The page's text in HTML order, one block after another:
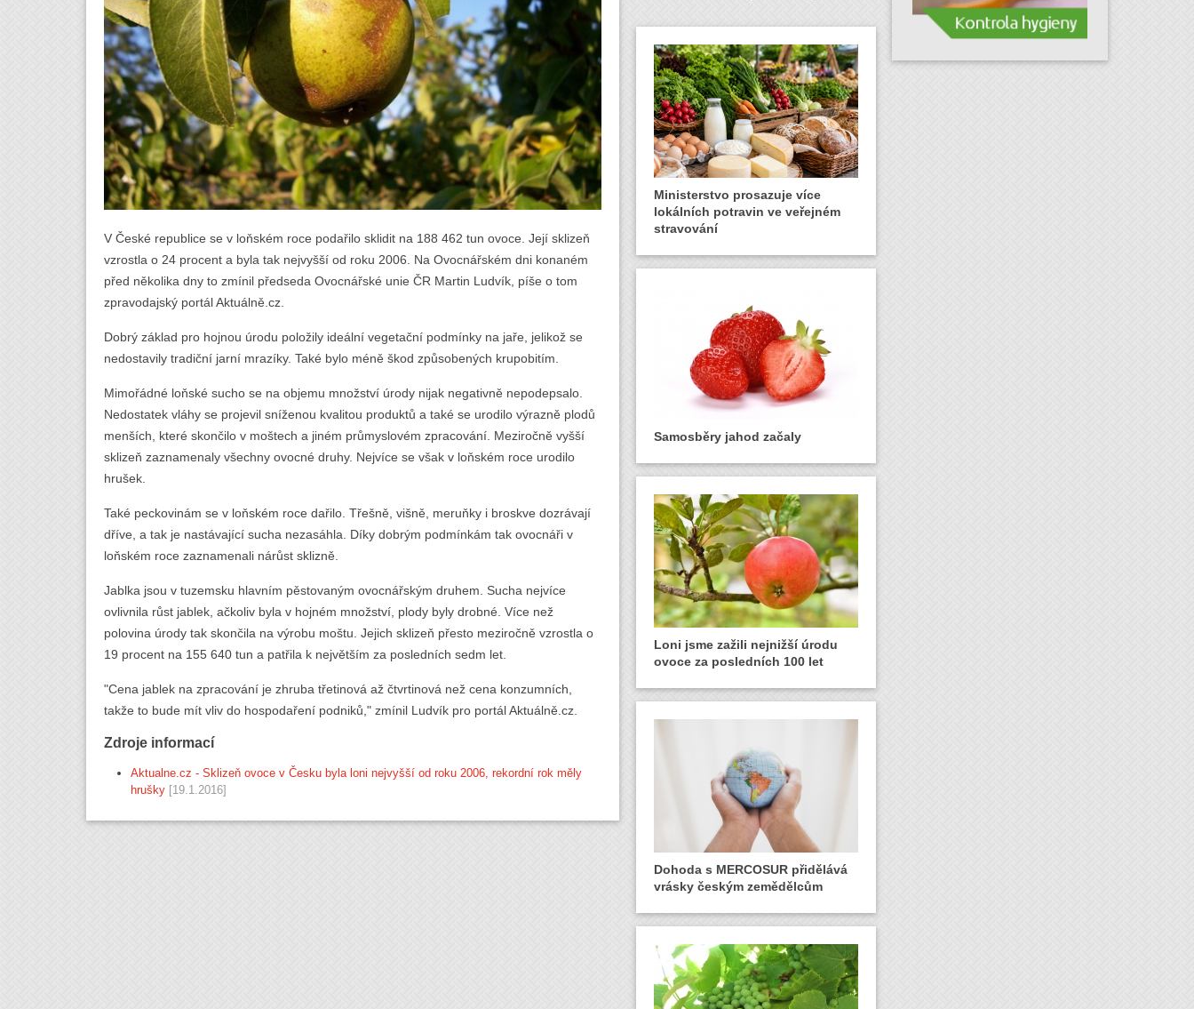
V České republice se v loňském roce podařilo sklidit na 188 462 tun ovoce. Její sklizeň
vzrostla o 24 procent a byla tak nejvyšší od roku 2006. Na Ovocnářském dni konaném
před několika dny to zmínil předseda Ovocnářské unie ČR Martin Ludvík, píše o tom
zpravodajský portál Aktuálně.cz.
Dobrý základ pro hojnou úrodu položily ideální vegetační podmínky na jaře, jelikož se
nedostavily tradiční jarní mrazíky. Také bylo méně škod způsobených krupobitím.
Mimořádné loňské sucho se na objemu množství úrody nijak negativně nepodepsalo.
Nedostatek vláhy se projevil sníženou kvalitou produktů a také se urodilo výrazně plodů
menších, které skončilo v moštech a jiném průmyslovém zpracování. Meziročně vyšší
sklizeň zaznamenaly všechny ovocné druhy. Nejvíce se však v loňském roce urodilo
hrušek.
Také peckovinám se v loňském roce dařilo. Třešně, višně, meruňky i broskve dozrávají
dříve, a tak je nastávající sucha nezasáhla. Díky dobrým podmínkám tak ovocnáři v
loňském roce zaznamenali nárůst sklizně.
Jablka jsou v tuzemsku hlavním pěstovaným ovocnářským druhem. Sucha nejvíce
ovlivnila růst jablek, ačkoliv byla v hojném množství, plody byly drobné. Více než
polovina úrody tak skončila na výrobu moštu. Jejich sklizeň přesto meziročně vzrostla o
19 procent na 155 640 tun a patřila k největším za posledních sedm let.
"Cena jablek na zpracování je zhruba třetinová až čtvrtinová než cena konzumních,
takže to bude mít vliv do hospodaření podniků," zmínil Ludvík pro portál Aktuálně.cz.
Zdroje informací
Aktualne.cz - Sklizeň ovoce v Česku byla loni nejvyšší od roku 2006, rekordní rok měly
hrušky [19.1.2016]
Ministerstvo prosazuje více
lokálních potravin ve veřejném
stravování
Samosběry jahod začaly
Loni jsme zažili nejnižší úrodu
ovoce za posledních 100 let
Dohoda s MERCOSUR přidělává
vrásky českým zemědělcům